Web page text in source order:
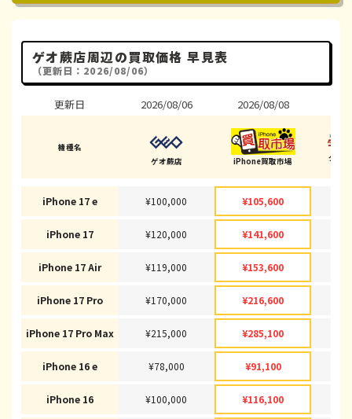
ゲオ蕨店周辺の買取価格 早見表
（更新日：2026/08/06）
更新日
機種名
iPhone 17 e
iPhone 17
iPhone 17 Air
iPhone 17 Pro
iPhone 17 Pro Max
iPhone 16 e
iPhone 16
2026/08/06
ゲオ蕨店
¥100,000
¥120,000
¥119,000
¥170,000
¥215,000
¥78,000
¥100,000
2026/08/08
iPhone買取市場
¥105,600
¥141,600
¥153,600
¥216,600
¥285,100
¥91,100
¥116,100
ダイ